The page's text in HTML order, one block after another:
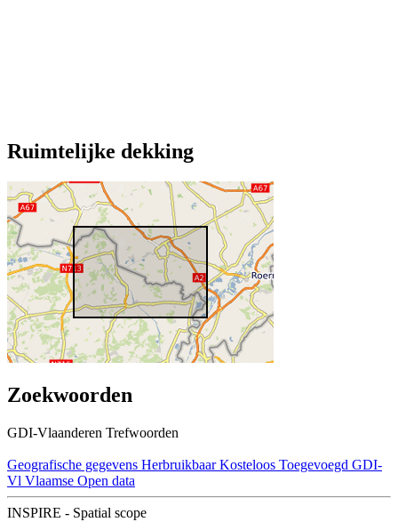
Ruimtelijke dekking
Zoekwoorden
GDI-Vlaanderen Trefwoorden
Geografische gegevens Herbruikbaar Kosteloos Toegevoegd GDI-
Vl Vlaamse Open data
INSPIRE - Spatial scope